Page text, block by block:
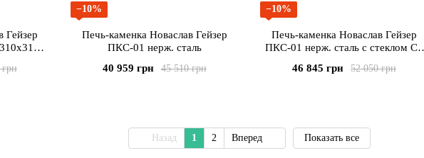
Гейзер
грн
−10%
Печь-каменка Новаслав Гейзер
ПКС-01 нерж. сталь
45 510 грн
40 959 грн
−10%
Печь-каменка Новаслав Гейзер
ПКС-01 нерж. сталь с стеклом С3
52 050 грн
46 845 грн
Назад 1 2 Вперед Показать все